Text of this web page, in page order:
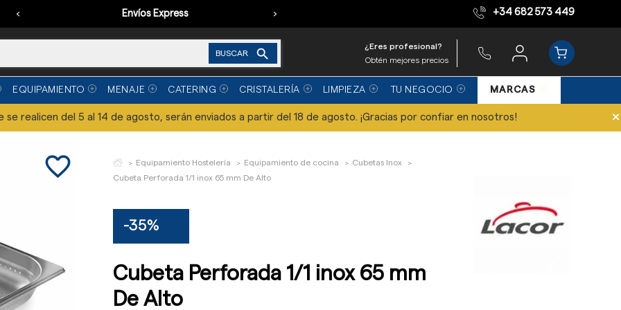
Envíos Express Equipo de expertos
‹ › +34 682 573 449
BUSCAR 
¿Eres profesional?
Obtén mejores precios
EQUIPAMIENTO MENAJE CATERING CRISTALERÍA LIMPIEZA TU NEGOCIO MARCAS
se realicen del 5 al 14 de agosto, serán enviados a partir del 18 de agosto. ¡Gracias por confiar en nosotros! ×
favorite_border Equipamiento Hostelería Equipamiento de cocina
Cubetas Inox
Cubeta Perforada 1/1 inox 65 mm De Alto
-35%
Cubeta Perforada 1/1 inox 65 mm
De Alto